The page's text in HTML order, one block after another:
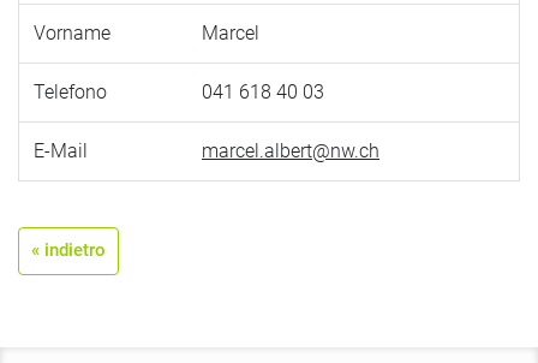
Vorname Marcel
Telefono 041 618 40 03
E-Mail marcel.albert@nw.ch
« indietro